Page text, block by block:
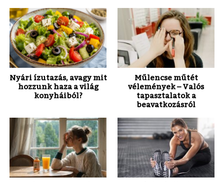
Nyári ízutazás, avagy mit
hozzunk haza a világ
konyháiból?
Műlencse műtét
vélemények – Valós
tapasztalatok a
beavatkozásról